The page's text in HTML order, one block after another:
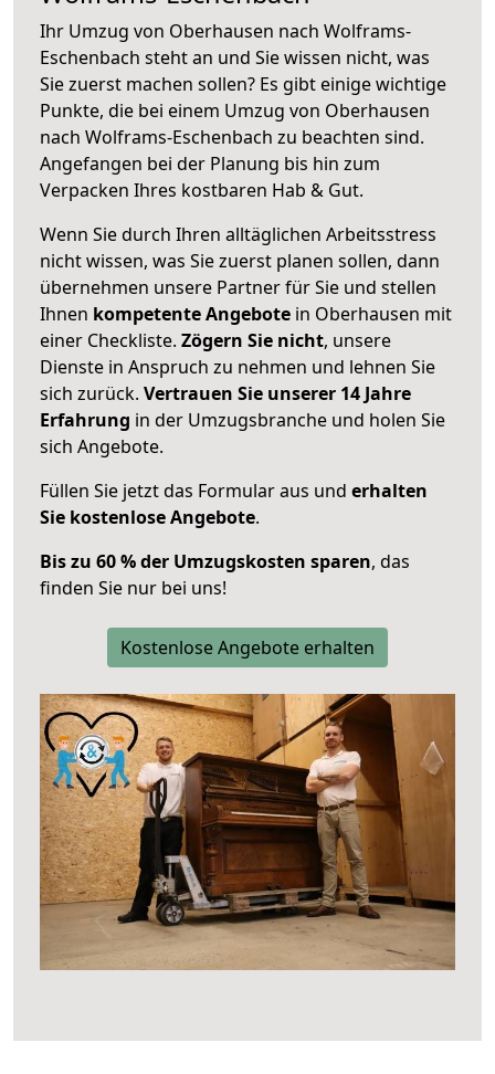
Ihr Umzug von Oberhausen nach Wolframs-
Eschenbach steht an und Sie wissen nicht, was
Sie zuerst machen sollen? Es gibt einige wichtige
Punkte, die bei einem Umzug von Oberhausen
nach Wolframs-Eschenbach zu beachten sind.
Angefangen bei der Planung bis hin zum
Verpacken Ihres kostbaren Hab & Gut.
Wenn Sie durch Ihren alltäglichen Arbeitsstress
nicht wissen, was Sie zuerst planen sollen, dann
übernehmen unsere Partner für Sie und stellen
Ihnen kompetente Angebote in Oberhausen mit
einer Checkliste. Zögern Sie nicht, unsere
Dienste in Anspruch zu nehmen und lehnen Sie
sich zurück. Vertrauen Sie unserer 14 Jahre
Erfahrung in der Umzugsbranche und holen Sie
sich Angebote.
Füllen Sie jetzt das Formular aus und erhalten
Sie kostenlose Angebote.
Bis zu 60 % der Umzugskosten sparen, das
finden Sie nur bei uns!
Kostenlose Angebote erhalten